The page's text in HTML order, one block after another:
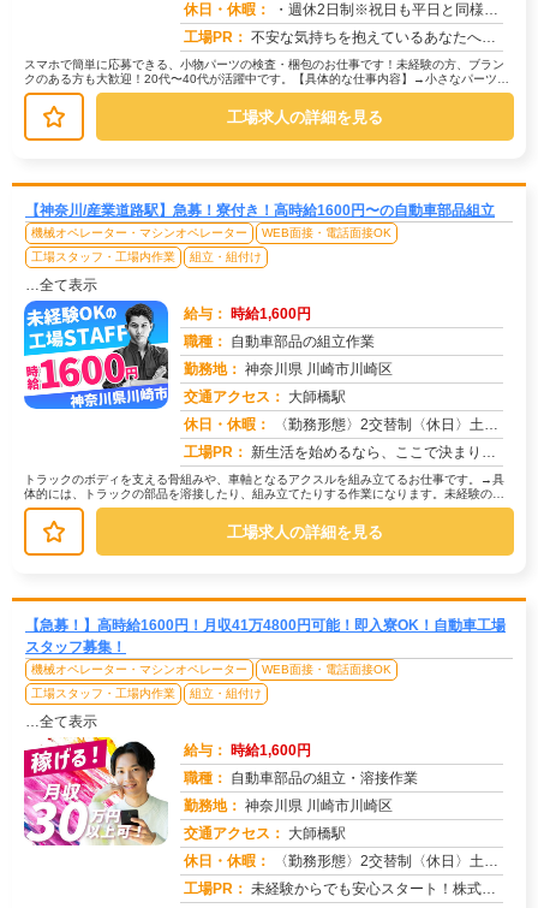
休日・休暇：
・週休2日制※祝日も平日と同様出勤日
工場PR： 不安な気持ちを抱えているあなたへ。株式会社京栄センターでは、未経験の方でも安心してスタートできる環境を整えています...
スマホで簡単に応募できる、小物パーツの検査・梱包のお仕事です！未経験の方、ブラン
クのある方も大歓迎！20代〜40代が活躍中です。【具体的な仕事内容】→小さなパーツを
目で見てチェックします。→不良...
工場求人の詳細を見る
【神奈川/産業道路駅】急募！寮付き！高時給1600円〜の自動車部品組立
機械オペレーター・マシンオペレーター
WEB面接・電話面接OK
工場スタッフ・工場内作業
組立・組付け
…全て表示
給与： 時給1,600円
職種： 自動車部品の組立作業
勤務地： 神奈川県 川崎市川崎区
交通アクセス： 大師橋駅
休日・休暇：
〈勤務形態〉2交替制〈休日〉土日(週休２日制)★ＧＷ★夏季休暇★冬季休暇★年末年始
工場PR： 新生活を始めるなら、ここで決まり！→初期費用0円の家具付き個室寮をご用意！テレビ、エアコン、冷蔵庫など生活に必要な...
トラックのボディを支える骨組みや、車軸となるアクスルを組み立てるお仕事です。→具
体的には、トラックの部品を溶接したり、組み立てたりする作業になります。未経験の方
でも安心して始められるよう、研修制...
工場求人の詳細を見る
【急募！】高時給1600円！月収41万4800円可能！即入寮OK！自動車工場
スタッフ募集！
機械オペレーター・マシンオペレーター
WEB面接・電話面接OK
工場スタッフ・工場内作業
組立・組付け
…全て表示
給与： 時給1,600円
職種： 自動車部品の組立・溶接作業
勤務地： 神奈川県 川崎市川崎区
交通アクセス： 大師橋駅
休日・休暇：
〈勤務形態〉2交替制〈休日〉土日(週休２日制)★ＧＷ★夏季休暇★冬季休暇★年末年始
工場PR： 未経験からでも安心スタート！株式会社京栄センターで新しい一歩を踏み出してみませんか？→ 経験や資格は一切不問です！...